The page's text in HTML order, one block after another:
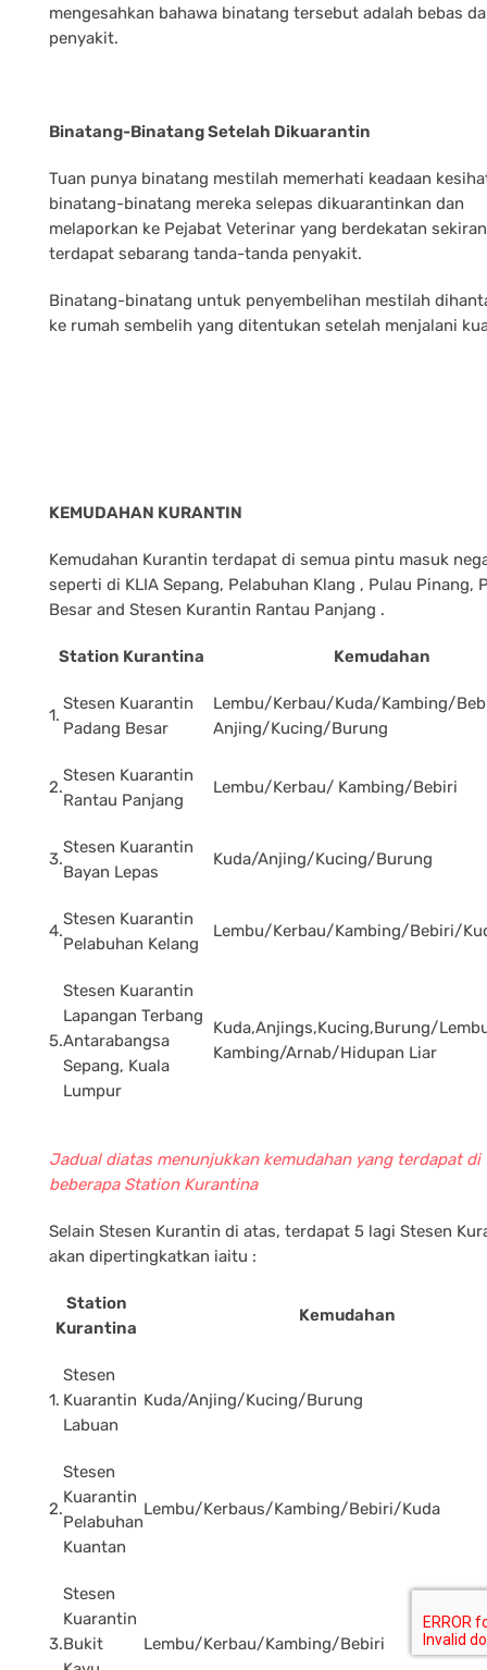
mengesahkan bahawa binatang tersebut adalah bebas
penyakit.
Binatang-Binatang Setelah Dikuarantin
Tuan punya binatang mestilah memerhati keadaan
binatang-binatang mereka selepas dikuarantinkan dan
melaporkan ke Pejabat Veterinar yang berdekatan
terdapat sebarang tanda-tanda penyakit.
Binatang-binatang untuk penyembelihan mestilah
ke rumah sembelih yang ditentukan setelah menjalani
KEMUDAHAN KURANTIN
Kemudahan Kurantin terdapat di semua pintu masuk
seperti di KLIA Sepang, Pelabuhan Klang , Pulau Pinang,
Besar and Stesen Kurantin Rantau Panjang .
Station Kurantina Kemudahan
1.
Stesen Kuarantin
Padang Besar
Lembu/Kerbau/Kuda/Kambing/
Anjing/Kucing/Burung
2.
Stesen Kuarantin
Rantau Panjang
Lembu/Kerbau/ Kambing/Bebiri
3.
Stesen Kuarantin
Bayan Lepas
Kuda/Anjing/Kucing/Burung
4.
Stesen Kuarantin
Pelabuhan Kelang
Lembu/Kerbau/Kambing/Bebiri/
5.
Stesen Kuarantin
Lapangan Terbang
Antarabangsa
Sepang, Kuala
Lumpur
Kuda,Anjings,Kucing,Burung/
Kambing/Arnab/Hidupan Liar
Jadual diatas menunjukkan kemudahan yang terdapat di
beberapa Station Kurantina
Selain Stesen Kurantin di atas, terdapat 5 lagi Stesen
akan dipertingkatkan iaitu :
Station
Kurantina
Kemudahan
1.
Stesen
Kuarantin
Labuan
Kuda/Anjing/Kucing/Burung
2.
Stesen
Kuarantin
Pelabuhan
Kuantan
Lembu/Kerbaus/Kambing/Bebiri/Kuda
3.
Stesen
Kuarantin
Bukit
Lembu/Kerbau/Kambing/Bebiri